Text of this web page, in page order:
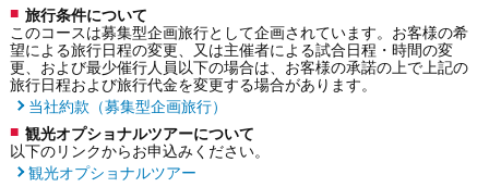
旅行条件について
このコースは募集型企画旅行として企画されています。お客様の希
望による旅行日程の変更、又は主催者による試合日程・時間の変
更、および最少催行人員以下の場合は、お客様の承諾の上で上記の
旅行日程および旅行代金を変更する場合があります。
当社約款（募集型企画旅行）
観光オプショナルツアーについて
以下のリンクからお申込みください。
観光オプショナルツアー